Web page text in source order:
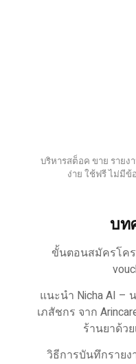
บริหารสต็อค ขาย ราย
ง่าย ใช้ฟรี ไม่มี
บท
ขั้นตอนสมัครโคร
แนะนำ Nicha AI –
เภสัชกร จาก
ร้านยาด้ว
วิธีการบันทึกราย